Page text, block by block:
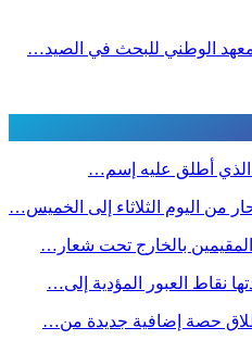
الوطني للبحث في الصيد…
الذي أطلق عليه إسم…
من اليوم الثلاثاء إلى الخميس…
المقيمين بالخارج تحت شعار…
نقاط العبور المؤدية إلى…
إطلاق حصة إضافية جديدة من…